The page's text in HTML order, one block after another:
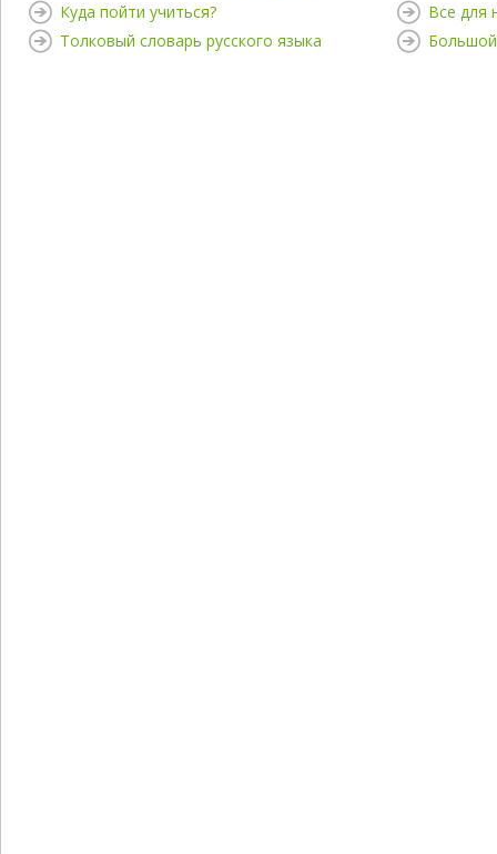
Куда пойти учиться?
Толковый словарь русского языка
Все для
Большой